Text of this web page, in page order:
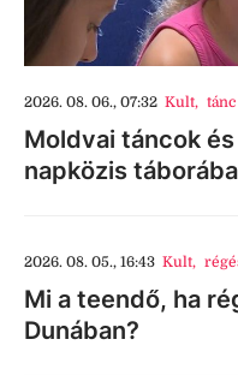
2026. 08. 06., 07:32 Kult, tánc
Moldvai táncok
napközis
2026. 08. 05., 16:43 Kult,
Mi a teendő, ha
Dunában?